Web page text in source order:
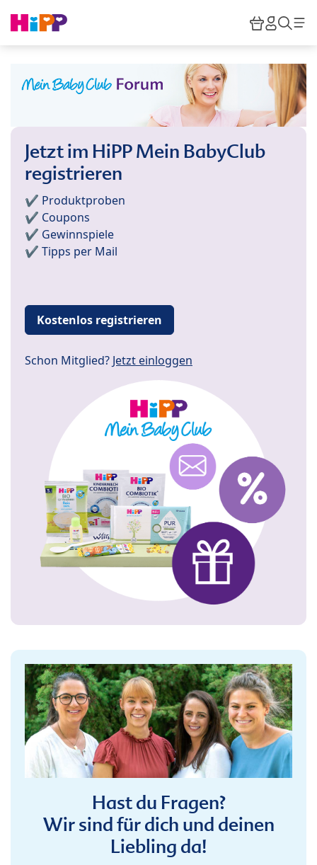
HiPP
Jetzt im HiPP Mein BabyClub
registrieren
✔️ Produktproben
✔️ Coupons
✔️ Gewinnspiele
✔️ Tipps per Mail
Kostenlos registrieren
Schon Mitglied? Jetzt einloggen
Hast du Fragen?
Wir sind für dich und deinen
Liebling da!